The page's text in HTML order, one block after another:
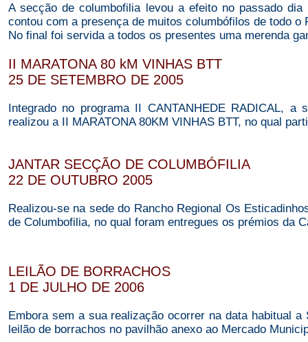
A secção de columbofilia levou a efeito no passado
contou com a presença de muitos columbófilos de todo o
No final foi servida a todos os presentes uma merenda
II MARATONA 80 kM VINHAS BTT
25 DE SETEMBRO DE 2005
Integrado no programa II CANTANHEDE RADICAL,
realizou a II MARATONA 80KM VINHAS BTT, no qual
JANTAR SECÇÃO DE COLUMBÓFILIA
22 DE OUTUBRO 2005
Realizou-se na sede do Rancho Regional Os
de Columbofilia, no qual foram entregues os prémios da
LEILÃO DE BORRACHOS
1 DE JULHO DE 2006
Embora sem a sua realização ocorrer na data habitual
leilão de borrachos no pavilhão anexo ao Mercado